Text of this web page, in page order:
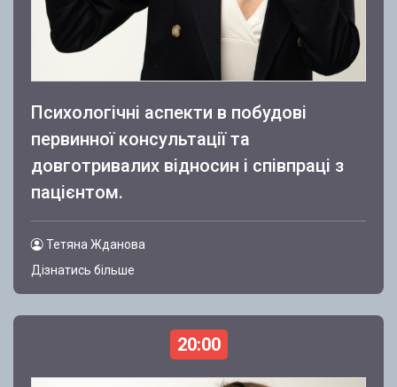
Психологічні аспекти в побудові
первинної консультації та
довготривалих відносин і співпраці з
пацієнтом.
Тетяна Жданова
Дізнатись більше
20:00